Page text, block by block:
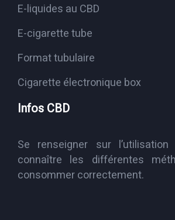
E-liquides au CBD
E-cigarette tube
Format tubulaire
Cigarette électronique box
Infos CBD
Se renseigner sur
connaître les différentes
consommer correctement.